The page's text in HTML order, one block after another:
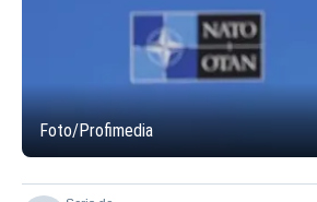
Foto/Profimedia